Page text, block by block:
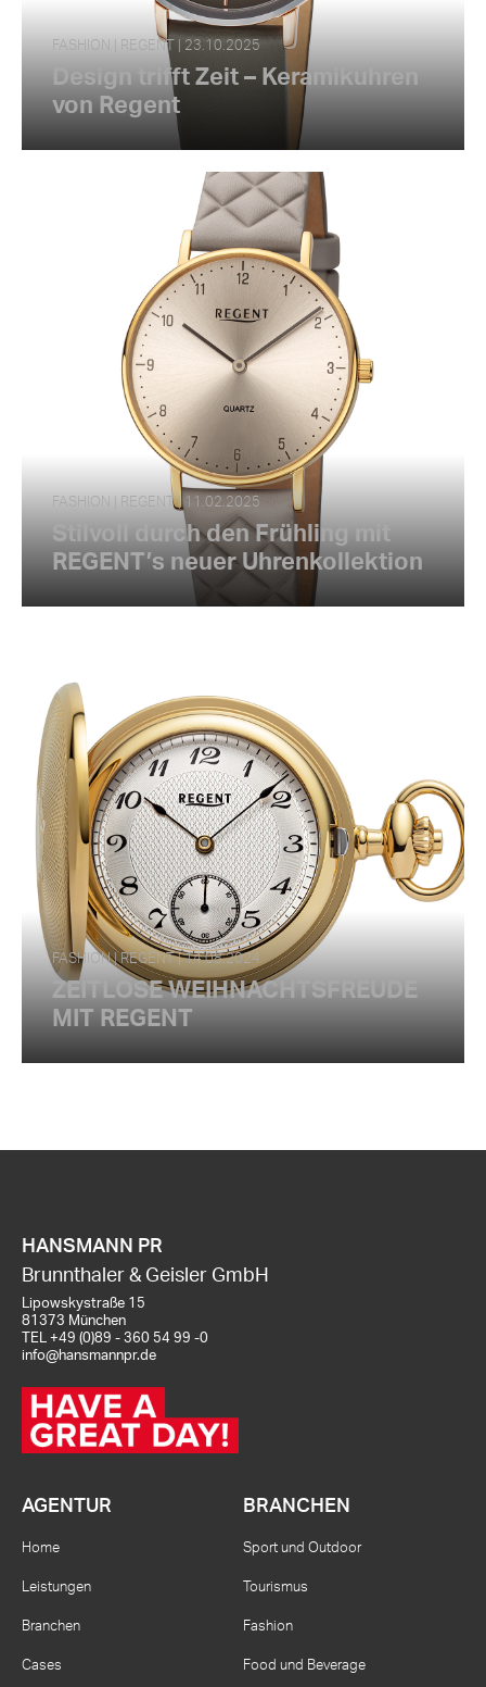
FASHION | REGENT | 23.10.2025
Design trifft Zeit – Keramikuhren
von Regent
FASHION | REGENT | 11.02.2025
Stilvoll durch den Frühling mit
REGENT’s neuer Uhrenkollektion
FASHION | REGENT | 14.08.2024
ZEITLOSE WEIHNACHTSFREUDE
MIT REGENT
HANSMANN PR
Brunnthaler & Geisler GmbH
Lipowskystraße 15
81373 München
TEL +49 (0)89 - 360 54 99 -0
info@hansmannpr.de
AGENTUR
Home
Leistungen
Branchen
Cases
BRANCHEN
Sport und Outdoor
Tourismus
Fashion
Food und Beverage